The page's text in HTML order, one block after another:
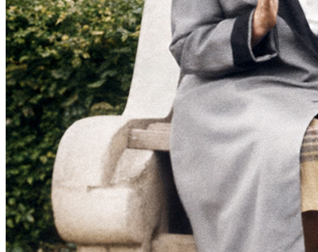
Молодіжні лідери УТОГ
Ветерани УТОГ
Мережа УТОГ
Підприємства УТОГ
Рекорди УТОГ
Видання УТОГ
Звіти
Посилання сторінок УТОГ
Контакти
Навчальні програми
Дошкільна освіта
Загальна освіта
Для абітурієнтів
Уроки
Українська жестова мова
Географія
Правознавство